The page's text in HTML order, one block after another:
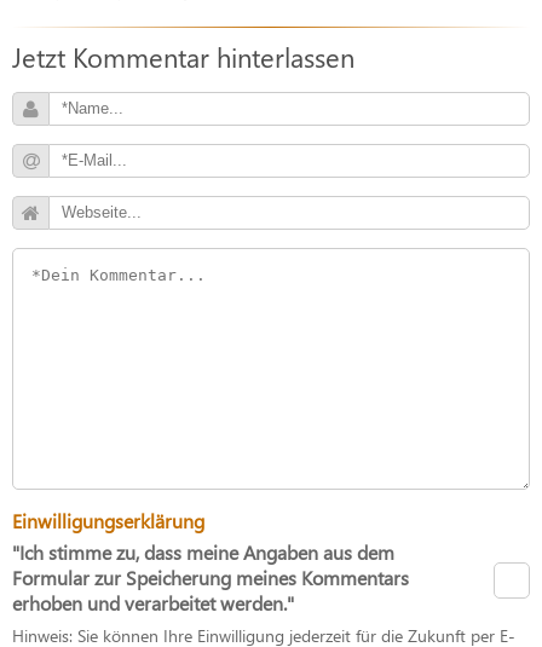
Jetzt Kommentar hinterlassen
Einwilligungserklärung
"Ich stimme zu, dass meine Angaben aus dem
Formular zur Speicherung meines Kommentars
erhoben und verarbeitet werden."
Hinweis: Sie können Ihre Einwilligung jederzeit für die Zukunft per E-